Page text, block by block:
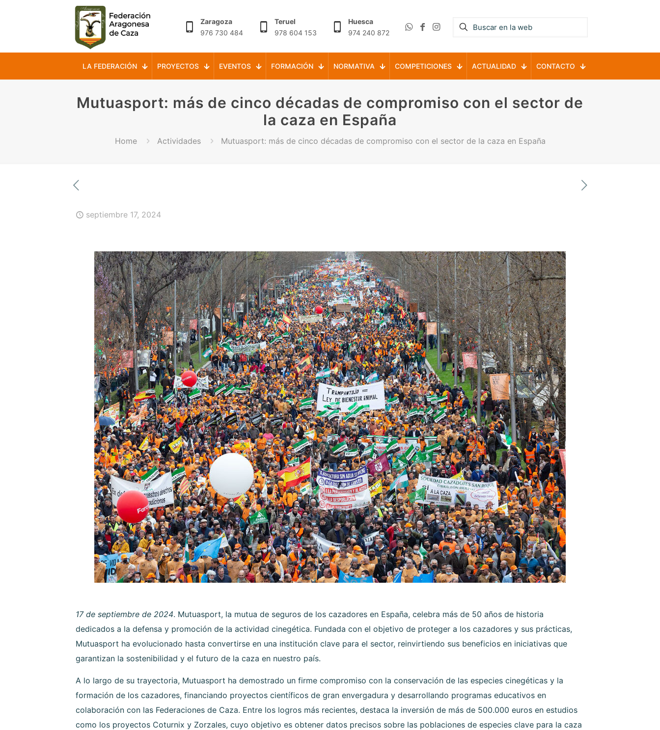
Zaragoza
976 730 484
Teruel
978 604 153
Huesca
974 240 872
LA FEDERACIÓN PROYECTOS EVENTOS FORMACIÓN NORMATIVA COMPETICIONES ACTUALIDAD CONTACTO
Mutuasport: más de cinco décadas de compromiso con el sector de
la caza en España
Home Actividades Mutuasport: más de cinco décadas de compromiso con el sector de la caza en España
septiembre 17, 2024
17 de septiembre de 2024. Mutuasport, la mutua de seguros de los cazadores en España, celebra más de 50 años de historia
dedicados a la defensa y promoción de la actividad cinegética. Fundada con el objetivo de proteger a los cazadores y sus prácticas,
Mutuasport ha evolucionado hasta convertirse en una institución clave para el sector, reinvirtiendo sus beneficios en iniciativas que
garantizan la sostenibilidad y el futuro de la caza en nuestro país.
A lo largo de su trayectoria, Mutuasport ha demostrado un firme compromiso con la conservación de las especies cinegéticas y la
formación de los cazadores, financiando proyectos científicos de gran envergadura y desarrollando programas educativos en
colaboración con las Federaciones de Caza. Entre los logros más recientes, destaca la inversión de más de 500.000 euros en estudios
como los proyectos Coturnix y Zorzales, cuyo objetivo es obtener datos precisos sobre las poblaciones de especies clave para la caza